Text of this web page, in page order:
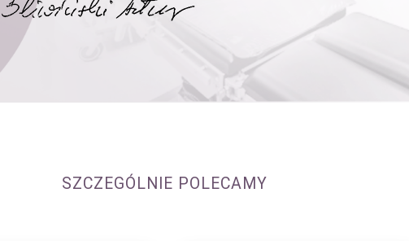
SZCZEGÓLNIE POLECAMY